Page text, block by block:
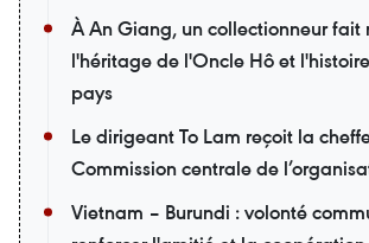
À An Giang, un collectionneur fait
l'héritage de l'Oncle Hô et
pays
Le dirigeant To Lam reçoit la
Commission centrale de
Vietnam – Burundi : volonté